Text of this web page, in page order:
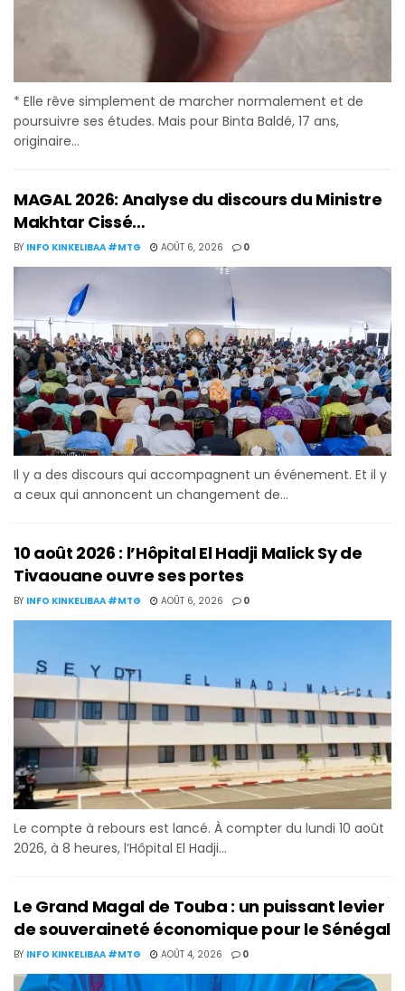
* Elle rêve simplement de marcher normalement et de
poursuivre ses études. Mais pour Binta Baldé, 17 ans,
originaire...
MAGAL 2026: Analyse du discours du Ministre
Makhtar Cissé…
BY INFO KINKELIBAA #MTG AOÛT 6, 2026 0
Il y a des discours qui accompagnent un événement. Et il y
a ceux qui annoncent un changement de...
10 août 2026 : l’Hôpital El Hadji Malick Sy de
Tivaouane ouvre ses portes
BY INFO KINKELIBAA #MTG AOÛT 6, 2026 0
Le compte à rebours est lancé. À compter du lundi 10 août
2026, à 8 heures, l’Hôpital El Hadji...
Le Grand Magal de Touba : un puissant levier
de souveraineté économique pour le Sénégal
BY INFO KINKELIBAA #MTG AOÛT 4, 2026 0